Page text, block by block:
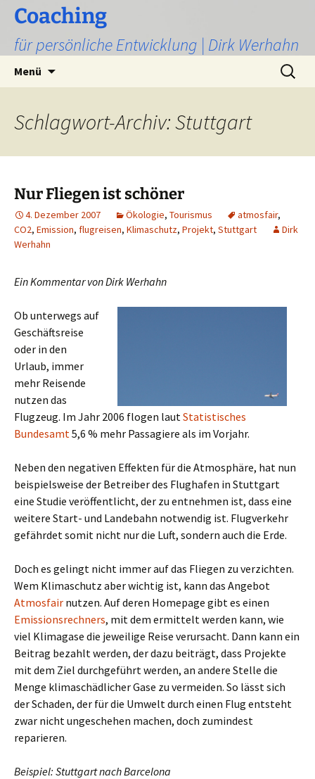
Zum
Inhalt
springen
Coaching
für persönliche Entwicklung | Dirk Werhahn
Menü
Suchen
nach:
Schlagwort-Archiv: Stuttgart
Nur Fliegen ist schöner
4. Dezember 2007 Ökologie, Tourismus atmosfair,
CO2, Emission, flugreisen, Klimaschutz, Projekt, Stuttgart
Dirk
Werhahn
Ein Kommentar von Dirk Werhahn
Ob unterwegs auf
Geschäftsreise
oder in den
Urlaub, immer
mehr Reisende
nutzen das
Flugzeug. Im Jahr 2006 flogen lautStatistisches
Bundesamt5,6 % mehr Passagiere als im Vorjahr.
Neben den negativen Effekten für die Atmosphäre, hat nun
beispielsweise der Betreiber des Flughafen in Stuttgart
eine Studie veröffentlicht, der zu entnehmen ist, dass eine
weitere Start- und Landebahn notwendig ist. Flugverkehr
gefährdet somit nicht nur die Luft, sondern auch die Erde.
Doch es gelingt nicht immer auf das Fliegen zu verzichten.
Wem Klimaschutz aber wichtig ist, kann das Angebot
Atmosfair nutzen. Auf deren Homepage gibt es einen
Emissionsrechners, mit dem ermittelt werden kann, wie
viel Klimagase die jeweilige Reise verursacht. Dann kann ein
Beitrag bezahlt werden, der dazu beiträgt, dass Projekte
mit dem Ziel durchgeführt werden, an andere Stelle die
Menge klimaschädlicher Gase zu vermeiden. So lässt sich
der Schaden, der für die Umwelt durch einen Flug entsteht
zwar nicht ungeschehen machen, doch zumindest
reparieren.
Beispiel: Stuttgart nach Barcelona